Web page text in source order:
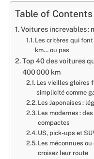
Table of Contents
Voitures increvables :
Les critères qui
km… ou pas
Top 40 des voitures
400 000 km
Les vieilles gloires
simplicité comme
Les Japonaises :
Les modernes :
compactes
US, pick-ups et
Les méconnues
croisez leur route